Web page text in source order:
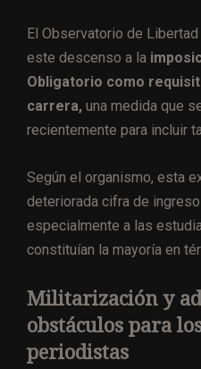
El Observatorio de
este descenso a la
Obligatorio como
carrera, una medida que
recientemente para incluir
Según el organismo, esta
deteriorada cifra de
especialmente a las
constituían la mayoría en
Militarización y
obstáculos para
periodistas